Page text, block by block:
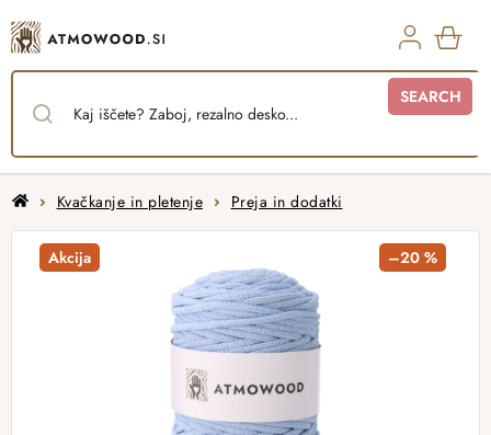
to
content
SEARCH
HomeKvačkanje in pletenje Preja in dodatki
Akcija –20 %